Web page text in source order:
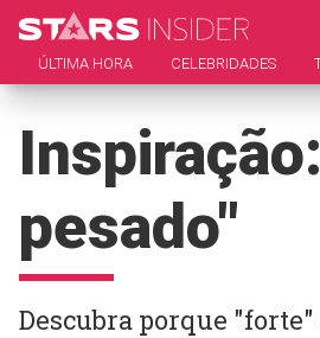
ÚLTIMA HORA CELEBRIDADES
pesado"
Descubra porque